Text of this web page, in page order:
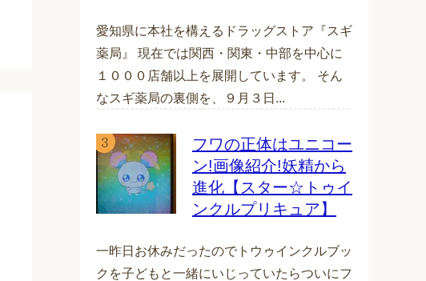
愛知県に本社を構えるドラッグストア『スギ
薬局』 現在では関西・関東・中部を中心に
１０００店舗以上を展開しています。 そん
なスギ薬局の裏側を、９月３日...
フワの正体はユニコー
ン!画像紹介!妖精から
進化【スター☆トゥイ
ンクルプリキュア】
一昨日お休みだったのでトウゥインクルブッ
クを子どもと一緒にいじっていたらついにフ